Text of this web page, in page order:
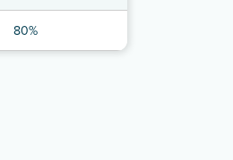
80%